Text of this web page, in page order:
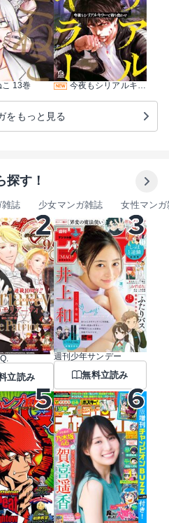
13巻 今夜もシリアルキラーと待ち合わせ 5巻
をもっと見る
探す！
雑誌 少女マンガ雑誌 女性マンガ
立読み
週刊少年サンデー
無料立読み